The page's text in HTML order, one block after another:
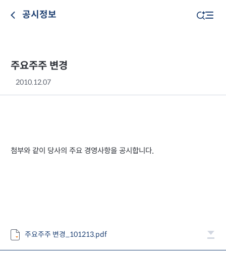
공시정보
주요주주 변경
2010.12.07
첨부와 같이 당사의 주요 경영사항을 공시합니다.
주요주주 변경_101213.pdf